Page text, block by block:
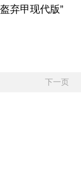
弃甲现代版”
下一页